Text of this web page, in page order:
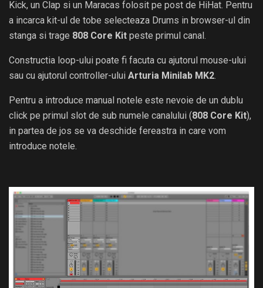
Kick, un Clap si un Maracas folosit pe post de HiHat. Pentru
a incarca kit-ul de tobe selecteaza Drums in browser-ul din
stanga si trage 808 Core Kit peste primul canal.
Constructia loop-ului poate fi facuta cu ajutorul mouse-ului
sau cu ajutorul controller-ului Arturia Minilab MK2.
Pentru a introduce manual notele este nevoie de un dublu
click pe primul slot de sub numele canalului (808 Core Kit),
in partea de jos se va deschide fereastra in care vom
introduce notele.